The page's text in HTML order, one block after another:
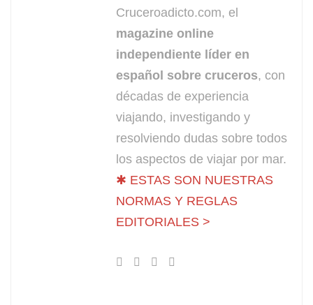
Cruceroadicto.com, el
magazine online
independiente líder en
español sobre cruceros, con
décadas de experiencia
viajando, investigando y
resolviendo dudas sobre todos
los aspectos de viajar por mar.
✱ ESTAS SON NUESTRAS
NORMAS Y REGLAS
EDITORIALES >